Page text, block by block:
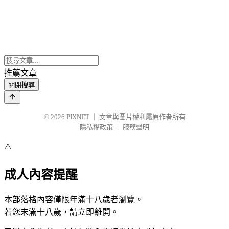
推薦文章
關閉搜尋
© 2026 PIXNET
文章與圖片權利屬原作者所有
隱私權政策
服務聲明
⚠️
成人內容提醒
本部落格內容僅限年滿十八歲者瀏覽。
若您未滿十八歲，請立即離開。